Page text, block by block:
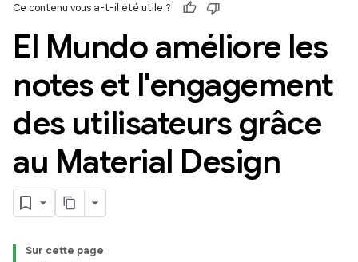
Ce contenu vous a-t-il été utile ?
El Mundo améliore les
notes et l'engagement
des utilisateurs grâce
au Material Design
Sur cette page